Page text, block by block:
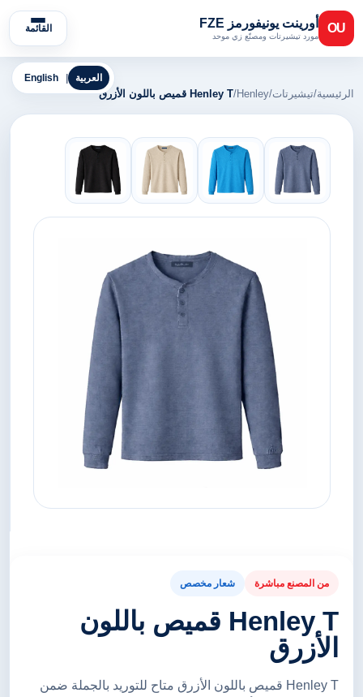
OU أورينت يونيفورمز FZE
مورد تيشيرتات ومصنّع زي موحد
القائمة
English العربية
الرئيسية/تيشيرتات/
Henley
/Henley T قميص باللون الأزرق
من المصنع مباشرة شعار مخصص
Henley T قميص باللون
الأزرق
Henley T قميص باللون الأزرق متاح للتوريد بالجملة ضمن